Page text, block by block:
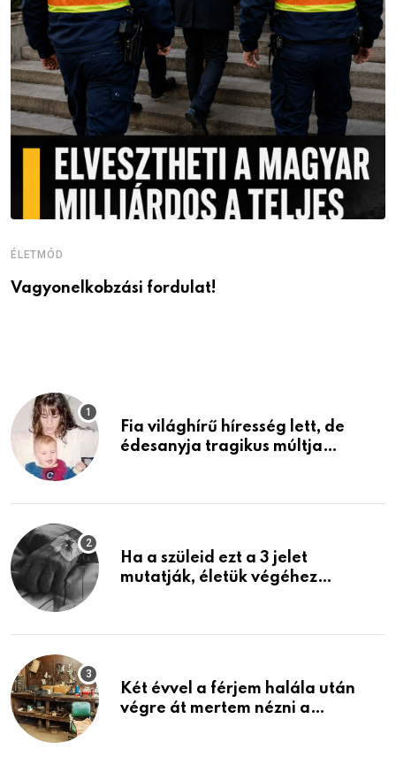
ÉLETMÓD
Vagyonelkobzási fordulat!
Fia világhírű híresség lett, de
édesanyja tragikus múltja
Ha a szüleid ezt a 3 jelet
mutatják, életük végéhez
Két évvel a férjem halála után
végre át mertem nézni a